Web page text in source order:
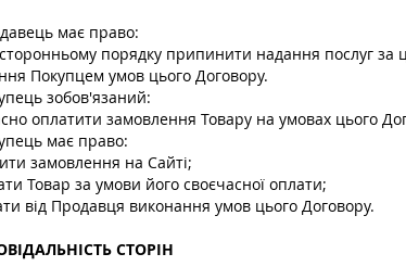
має право:
порядку припинити надання послуг за
Покупцем умов цього Договору.
зобов'язаний:
оплатити замовлення Товару на умовах цього
має право:
замовлення на Сайті;
Товар за умови його своєчасної оплати;
від Продавця виконання умов цього Договору.
СТОРІН